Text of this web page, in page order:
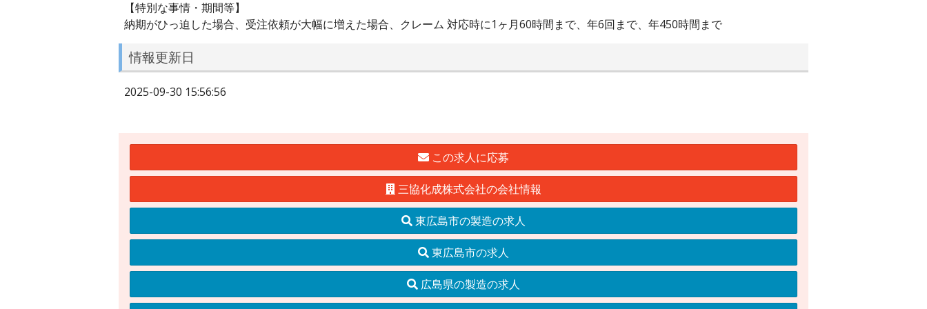
【特別な事情・期間等】
納期がひっ迫した場合、受注依頼が大幅に増えた場合、クレーム 対応時に1ヶ月60時間まで、年6回まで、年450時間まで
情報更新日
2025-09-30 15:56:56
この求人に応募
三協化成株式会社の会社情報
東広島市の製造の求人
東広島市の求人
広島県の製造の求人